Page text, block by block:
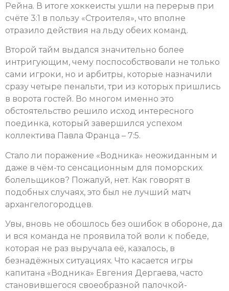
Рейна. В итоге хоккеисты ушли на перерыв при
счёте 3:1 в пользу «Строителя», что вполне
отразило действия на льду обеих команд.
Второй тайм выдался значительно более
интригующим, чему поспособствовали не только
сами игроки, но и арбитры, которые назначили
сразу четыре пенальти, три из которых пришлись
в ворота гостей. Во многом именно это
обстоятельство решило исход интересного
поединка, который завершился успехом
коллектива Павла Франца – 7:5.
Стало ли поражение «Водника» неожиданным и
даже в чём-то сенсационным для поморских
болельщиков? Пожалуй, нет. Как говорят в
подобных случаях, это был не лучший матч
архангелогородцев.
Увы, вновь не обошлось без ошибок в обороне, да
и вся команда не проявила той воли к победе,
которая не раз выручала её, казалось, в
безнадёжных ситуациях. Что касается игры
капитана «Водника» Евгения Дергаева, часто
становившегося своеобразной палочкой-